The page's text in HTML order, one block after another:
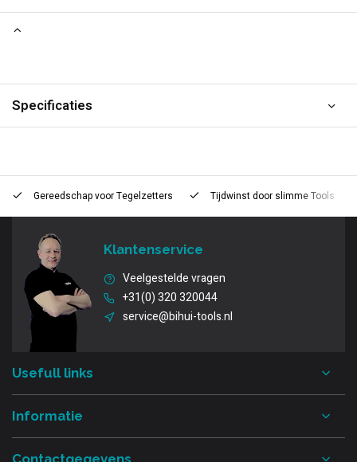
Specificaties
Gereedschap voorTegelzetters Tijdwinst door slimme Tools
Klantenservice
Veelgestelde vragen
+31(0) 320 320044
service@bihui-tools.nl
Usefull links
Informatie
Contactgegevens